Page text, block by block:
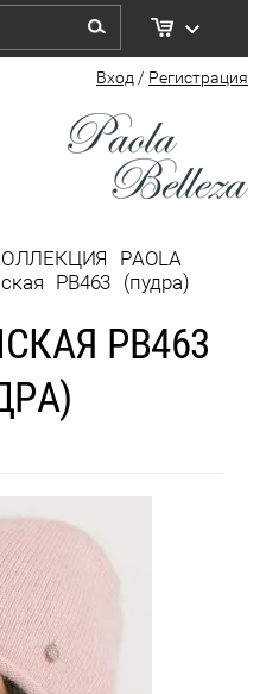
Вход / Регистрация
PAOLA
РВ463 (пудра)
РВ463